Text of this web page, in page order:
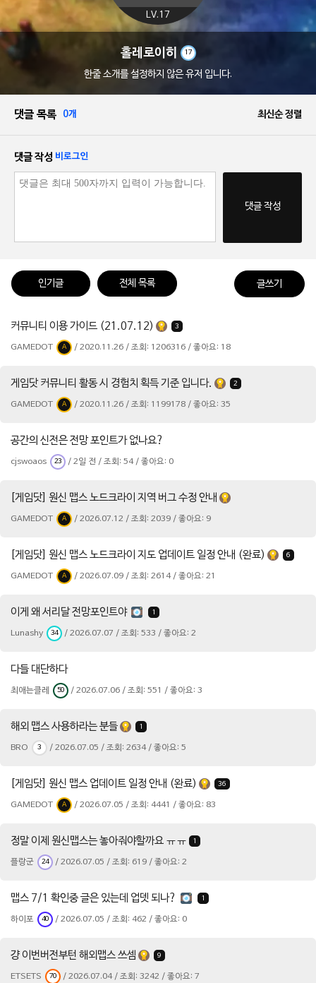
LV.17
홀레로이히 17
한줄 소개를 설정하지 않은 유저 입니다.
댓글 목록 0개 최신순 정렬
댓글 작성 비로그인
댓글 작성
인기글 전체 목록 글쓰기
커뮤니티 이용 가이드 (21.07.12) 3
GAMEDOT A / 2020.11.26 / 조회: 1206316 / 좋아요: 18
게임닷 커뮤니티 활동 시 경험치 획득 기준 입니다. 2
GAMEDOT A / 2020.11.26 / 조회: 1199178 / 좋아요: 35
공간의 신전은 전망 포인트가 없나요?
cjswoaos 23 / 2일 전 / 조회: 54 / 좋아요: 0
[게임닷] 원신 맵스 노드크라이 지역 버그 수정 안내
GAMEDOT A / 2026.07.12 / 조회: 2039 / 좋아요: 9
[게임닷] 원신 맵스 노드크라이 지도 업데이트 일정 안내 (완료) 6
GAMEDOT A / 2026.07.09 / 조회: 2614 / 좋아요: 21
이게 왜 서리달 전망포인트야 1
Lunashy 34 / 2026.07.07 / 조회: 533 / 좋아요: 2
다들 대단하다
최애는클레 50 / 2026.07.06 / 조회: 551 / 좋아요: 3
해외 맵스 사용하라는 분들 1
BRO 3 / 2026.07.05 / 조회: 2634 / 좋아요: 5
[게임닷] 원신 맵스 업데이트 일정 안내 (완료) 36
GAMEDOT A / 2026.07.05 / 조회: 4441 / 좋아요: 83
정말 이제 원신맵스는 놓아줘야할까요 ㅠㅠ 1
플랑군 24 / 2026.07.05 / 조회: 619 / 좋아요: 2
맵스 7/1 확인중 글은 있는데 업뎃 되나? 1
하이포 40 / 2026.07.05 / 조회: 462 / 좋아요: 0
걍 이번버전부턴 해외맵스 쓰셈 9
ETSETS 70 / 2026.07.04 / 조회: 3242 / 좋아요: 7